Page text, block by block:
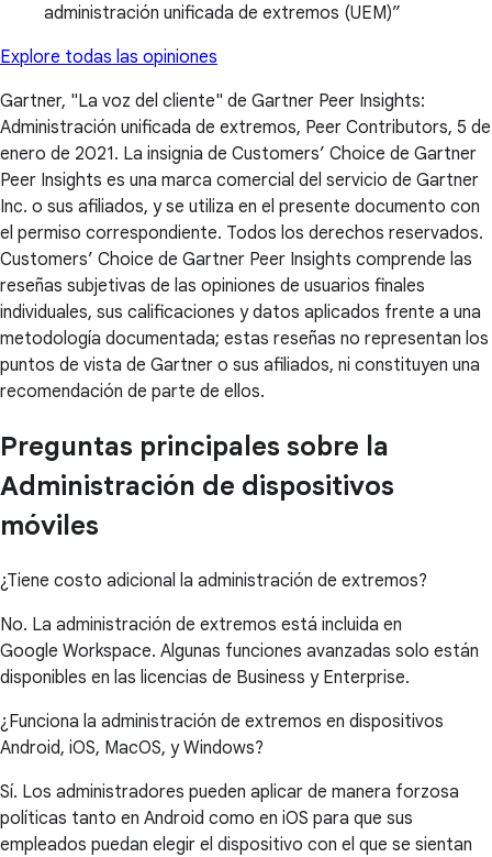
administración unificada de extremos (UEM)
Explore todas las opiniones
Gartner, "La voz del cliente" de Gartner Peer Insights:
Administración unificada de extremos, Peer Contributors, 5 de
enero de 2021. La insignia de Customers’ Choice de Gartner
Peer Insights es una marca comercial del servicio de Gartner
Inc. o sus afiliados, y se utiliza en el presente documento con
el permiso correspondiente. Todos los derechos reservados.
Customers’ Choice de Gartner Peer Insights comprende las
reseñas subjetivas de las opiniones de usuarios finales
individuales, sus calificaciones y datos aplicados frente a una
metodología documentada; estas reseñas no representan los
puntos de vista de Gartner o sus afiliados, ni constituyen una
recomendación de parte de ellos.
Preguntas principales sobre la
Administración de dispositivos
móviles
¿Tiene costo adicional la administración de extremos?
No. La administración de extremos está incluida en
Google Workspace. Algunas funciones avanzadas solo están
disponibles en las licencias de Business y Enterprise.
¿Funciona la administración de extremos en dispositivos
Android, iOS, MacOS, y Windows?
Sí. Los administradores pueden aplicar de manera forzosa
políticas tanto en Android como en iOS para que sus
empleados puedan elegir el dispositivo con el que se sientan